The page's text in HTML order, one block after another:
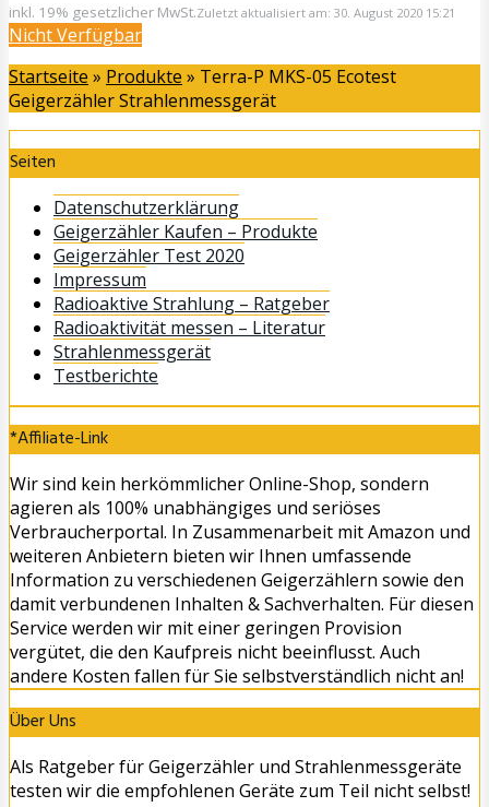
inkl. 19% gesetzlicher MwSt.Zuletzt aktualisiert am: 30. August 2020 15:21
Nicht Verfügbar
Startseite » Produkte » Terra-P MKS-05 Ecotest
Geigerzähler Strahlenmessgerät
Seiten
Datenschutzerklärung
Geigerzähler Kaufen – Produkte
Geigerzähler Test 2020
Impressum
Radioaktive Strahlung – Ratgeber
Radioaktivität messen – Literatur
Strahlenmessgerät
Testberichte
*Affiliate-Link
Wir sind kein herkömmlicher Online-Shop, sondern
agieren als 100% unabhängiges und seriöses
Verbraucherportal. In Zusammenarbeit mit Amazon und
weiteren Anbietern bieten wir Ihnen umfassende
Information zu verschiedenen Geigerzählern sowie den
damit verbundenen Inhalten & Sachverhalten. Für diesen
Service werden wir mit einer geringen Provision
vergütet, die den Kaufpreis nicht beeinflusst. Auch
andere Kosten fallen für Sie selbstverständlich nicht an!
Über Uns
Als Ratgeber für Geigerzähler und Strahlenmessgeräte
testen wir die empfohlenen Geräte zum Teil nicht selbst!